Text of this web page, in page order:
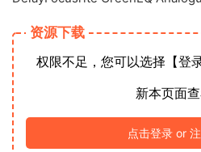
资源下载
权限不足，您可以选择【登
新本页面查
点击登录 or